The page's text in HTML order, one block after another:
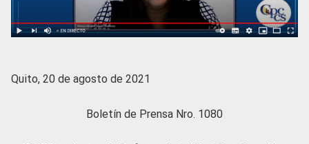
Quito, 20 de agosto de 2021
Boletín de Prensa Nro. 1080